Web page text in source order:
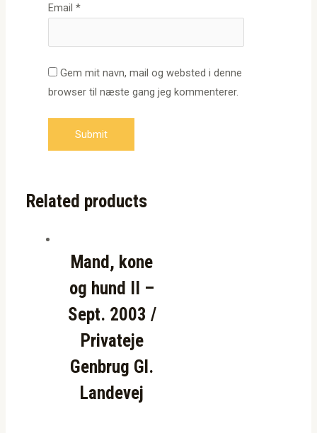
Email*
Gem mit navn, mail og websted i denne
browser til næste gang jeg kommenterer.
Related products
Mand, kone
og hund II –
Sept. 2003 /
Privateje
Genbrug Gl.
Landevej